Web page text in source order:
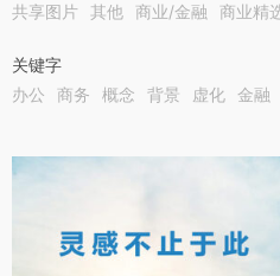
共享图片
其他 商业/金融 商业精
关键字
办公
商务 概念 背景 虚化 金融